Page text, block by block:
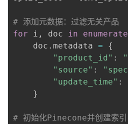
# 添加元数据：过滤无关产品
for i , doc in enumerate
    doc
. metadata =
{
"product_id" :
"source" :
"update_time" :
}
# 初始化Pinecone并创建索引